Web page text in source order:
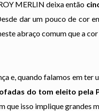
MERLIN deixa então
dar um pouco de cor
abraço comum que a
e, quando falamos em
do tom eleito pela
que isso implique grandes